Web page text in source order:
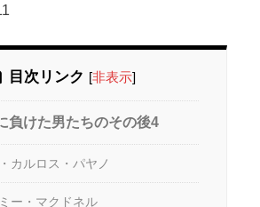
目次リンク [非表示]
負けた男たちのその後4
カルロス・パヤノ
ー・マクドネル